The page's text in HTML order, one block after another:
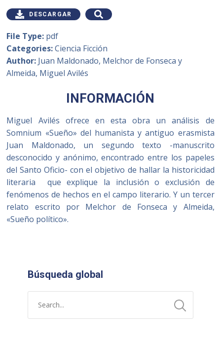
INFORMACIÓN
Miguel Avilés ofrece en esta obra un análisis de
Somnium «Sueño» del humanista y antiguo erasmista
Juan Maldonado, un segundo texto -manuscrito
desconocido y anónimo, encontrado entre los papeles
del Santo Oficio- con el objetivo de hallar la historicidad
literaria que explique la inclusión o exclusión de
fenómenos de hechos en el campo literario. Y un tercer
relato escrito por Melchor de Fonseca y Almeida,
«Sueño político».
DESCARGAR
File Type: pdf
Categories:Ciencia Ficción
Author: Juan Maldonado, Melchor de Fonseca y
Almeida, Miguel Avilés
Búsqueda global